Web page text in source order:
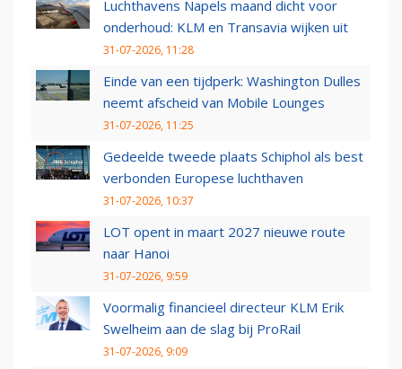
Luchthavens Napels maand dicht voor
onderhoud: KLM en Transavia wijken uit
31-07-2026, 11:28
Einde van een tijdperk: Washington Dulles
neemt afscheid van Mobile Lounges
31-07-2026, 11:25
Gedeelde tweede plaats Schiphol als best
verbonden Europese luchthaven
31-07-2026, 10:37
LOT opent in maart 2027 nieuwe route
naar Hanoi
31-07-2026, 9:59
Voormalig financieel directeur KLM Erik
Swelheim aan de slag bij ProRail
31-07-2026, 9:09